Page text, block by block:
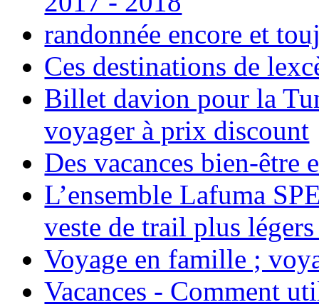
randonnée encore et
Ces destinations de
Billet davion pour la
voyager à prix discount
Des vacances bien-être
L’ensemble Lafuma
veste de trail plus
Voyage en famille ;
Vacances - Comment